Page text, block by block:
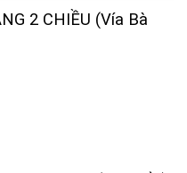
2 CHIỀU (Vía Bà